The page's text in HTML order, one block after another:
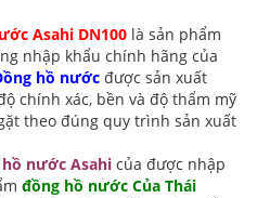
Asahi DN100 là sản phẩm
nhập khẩu chính hãng của
hồ nước được sản xuất
chính xác, bền và độ thẩm mỹ
theo đúng quy trình sản xuất
nước Asahi của được nhập
đồng hồ nước Của Thái